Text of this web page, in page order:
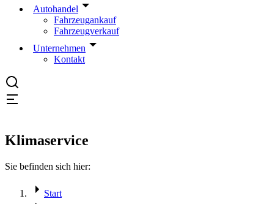
Autohandel
Fahrzeugankauf
Fahrzeugverkauf
Unternehmen
Kontakt
Klimaservice
Sie befinden sich hier:
Start